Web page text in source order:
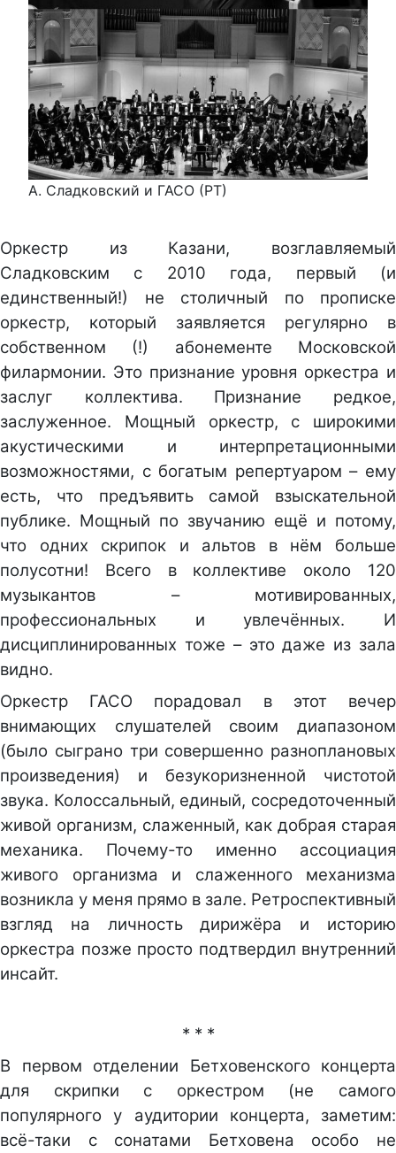
А. Сладковский и ГАСО (РТ)
Оркестр из Казани, возглавляемый
Сладковским с 2010 года, первый (и
единственный!) не столичный по прописке
оркестр, который заявляется регулярно в
собственном (!) абонементе Московской
филармонии. Это признание уровня оркестра и
заслуг коллектива. Признание редкое,
заслуженное. Мощный оркестр, с широкими
акустическими и интерпретационными
возможностями, с богатым репертуаром – ему
есть, что предъявить самой взыскательной
публике. Мощный по звучанию ещё и потому,
что одних скрипок и альтов в нём больше
полусотни! Всего в коллективе около 120
музыкантов – мотивированных,
профессиональных и увлечённых. И
дисциплинированных тоже – это даже из зала
видно.
Оркестр ГАСО порадовал в этот вечер
внимающих слушателей своим диапазоном
(было сыграно три совершенно разноплановых
произведения) и безукоризненной чистотой
звука. Колоссальный, единый, сосредоточенный
живой организм, слаженный, как добрая старая
механика. Почему-то именно ассоциация
живого организма и слаженного механизма
возникла у меня прямо в зале. Ретроспективный
взгляд на личность дирижёра и историю
оркестра позже просто подтвердил внутренний
инсайт.
* * *
В первом отделении Бетховенского концерта
для скрипки с оркестром (не самого
популярного у аудитории концерта, заметим:
всё-таки с сонатами Бетховена особо не